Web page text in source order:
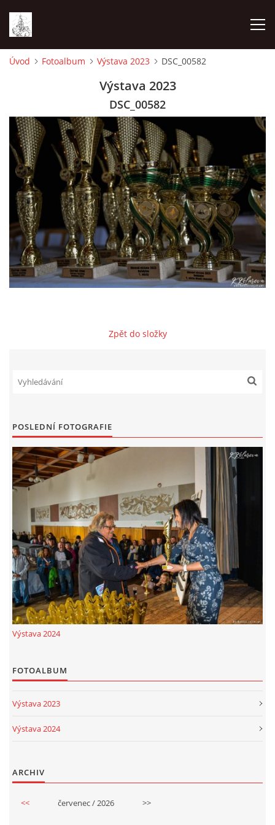
ČLENOVÉ ZO ČSCH BOHDALOV
VÝSTAVA VYSOČINY 2026
AKTUALITY - CO SE CHYSTÁ A UDÁLO
MLADÍ CHOVATELÉ ZO ČSCH BOHDALOV - KROUŽEK MCH
SOUTĚŽE MLADÝCH CHOVATELŮ
FARMÁŘSKÉ TRHY PŘI VÝSTAVĚ VYSOČINY
DOPROVODNÝ PROGRAM VÝSTAVA VYSOČINY 2025
KONTAKTY ZO ČSCH BOHDALOV
© 2026 eStránky.cz |RSS
Úvod Fotoalbum Výstava 2023 DSC_00582
Výstava 2023
DSC_00582
Zpět do složky
POSLEDNÍ FOTOGRAFIE
Výstava 2024
FOTOALBUM
Výstava 2023
Výstava 2024
ARCHIV
<< červenec / 2026 >>